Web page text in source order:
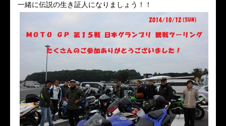
一緒に伝説の生き証人になりましょう！！